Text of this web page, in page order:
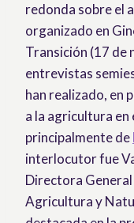
redonda sobre el
organizado en
Transición (17 de
entrevistas
han realizado, en
a la agricultura en
principalmente de
interlocutor fue
Directora
Agricultura y